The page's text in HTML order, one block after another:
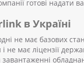
готові надати
в Україні
не має базових
і не має ліцензії